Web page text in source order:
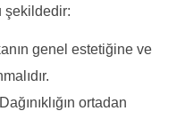
şekildedir:
genel estetiğine ve
Dağınıklığın ortadan